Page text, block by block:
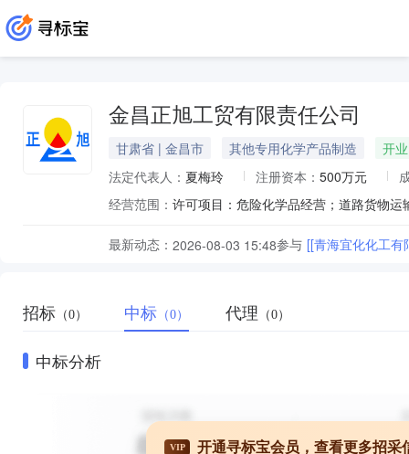
金昌正旭工贸有限责任公司
甘肃省 | 金昌市 其他专用化学产品制造
开业
法定代表人： 夏梅玲 注册资本： 500万元
经营范围：
最新动态： 2026-08-03 15:48参与 [[青海宜化化工
招标 （0） 中标 （0） 代理 （0）
中标分析
VIP 开通寻标宝会员，查看更多招采